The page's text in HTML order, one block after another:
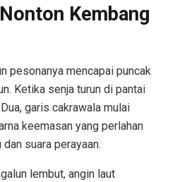
Kembang
pesonanya mencapai puncak
Ketika senja turun di pantai
garis cakrawala mulai
keemasan yang perlahan
suara perayaan.
lembut, angin laut